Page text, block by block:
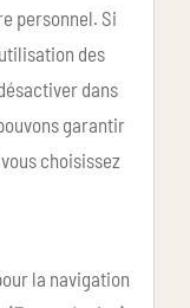
personnel. Si
des
dans
garantir
choisissez
la navigation